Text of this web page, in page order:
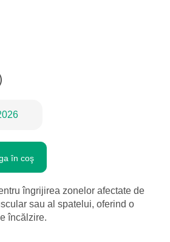
în coş
îngrijirea zonelor afectate de
sau al spatelui, oferind o
încălzire.